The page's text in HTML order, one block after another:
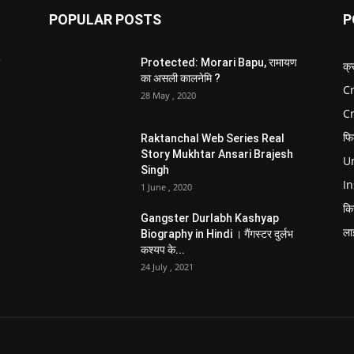
POPULAR POSTS
Protected: Morari Bapu, रामायण
का असली कालनेमि ?
28 May , 2020
Raktanchal Web Series Real
Story Mukhtar Ansari Brajesh
Singh
1 June , 2020
Gangster Durlabh Kashyap
Biography in Hindi । गैंगस्टर दुर्लभ
कश्यप के...
24 July , 2021